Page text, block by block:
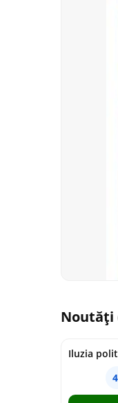
Noutăți
Iluzia